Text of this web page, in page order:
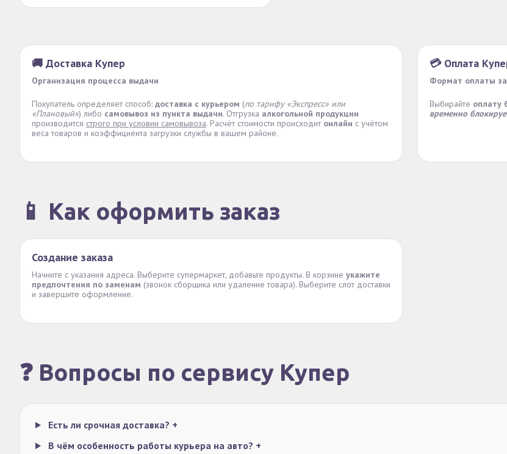
🚚 Доставка Купер
Организация процесса выдачи
Покупатель определяет способ: доставка с курьером (по тарифу «Экспресс» или
«Плановый») либо самовывоз из пункта выдачи. Отгрузка алкогольной продукции
производится строго при условии самовывоза. Расчёт стоимости происходит онлайн с учётом
веса товаров и коэффициента загрузки службы в вашем районе.
💳 Оплата
Формат оплаты
Выбирайте оплату
временно
📱 Как оформить заказ
Создание заказа
Начните с указания адреса. Выберите супермаркет, добавьте продукты. В корзине укажите
предпочтения по заменам (звонок сборщика или удаление товара). Выберите слот доставки
и завершите оформление.
❓ Вопросы по сервису Купер
Есть ли срочная доставка? +
В чём особенность работы курьера на авто? +